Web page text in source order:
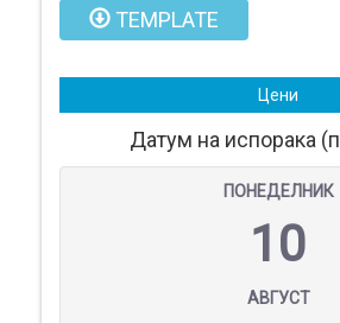
TEMPLATE
Цени
Датум на испорака
ПОНЕДЕЛНИК
10
АВГУСТ